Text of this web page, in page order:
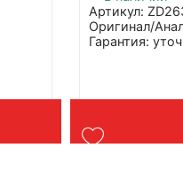
Артикул:
Оригинал/
Гарантия:
Вес: 5 кг